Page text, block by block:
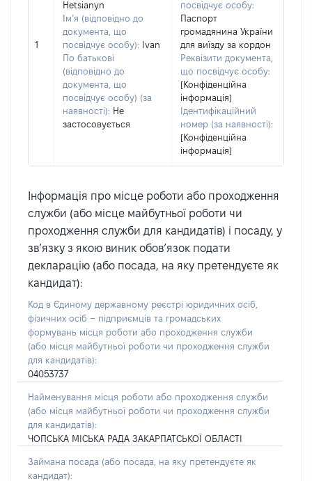
1
Hetsianyn
Ім’я (відповідно до
документа, що
посвідчує особу):
Ivan
По батькові
(відповідно до
документа, що
посвідчує особу) (за
наявності): Не
застосовується
посвідчує особу:
Паспорт
громадянина України
для виїзду за кордон
Реквізити документа,
що посвідчує особу:
[Конфіденційна
інформація]
Ідентифікаційний
номер (за наявності):
[Конфіденційна
інформація]
Інформація про місце роботи або проходження
служби (або місце майбутньої роботи чи
проходження служби для кандидатів) і посаду, у
зв’язку з якою виник обов’язок подати
декларацію (або посада, на яку претендуєте як
кандидат):
Код в Єдиному державному реєстрі юридичних осіб,
фізичних осіб – підприємців та громадських
формувань місця роботи або проходження служби
(або місця майбутньої роботи чи проходження служби
для кандидатів):
04053737
Найменування місця роботи або проходження служби
(або місця майбутньої роботи чи проходження служби
для кандидатів):
ЧОПСЬКА МІСЬКА РАДА ЗАКАРПАТСЬКОЇ ОБЛАСТІ
Займана посада (або посада, на яку претендуєте як
кандидат):